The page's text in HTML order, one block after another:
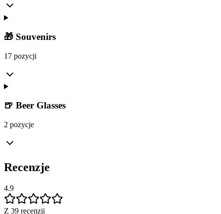
🎁 Souvenirs
17 pozycji
🍺 Beer Glasses
2 pozycje
Recenzje
4.9
Z 39 recenzji